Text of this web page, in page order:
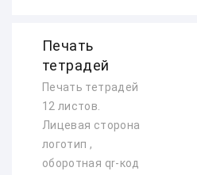
Печать
тетрадей
Печать тетрадей
12 листов.
Лицевая сторона
логотип ,
оборотная qr-код